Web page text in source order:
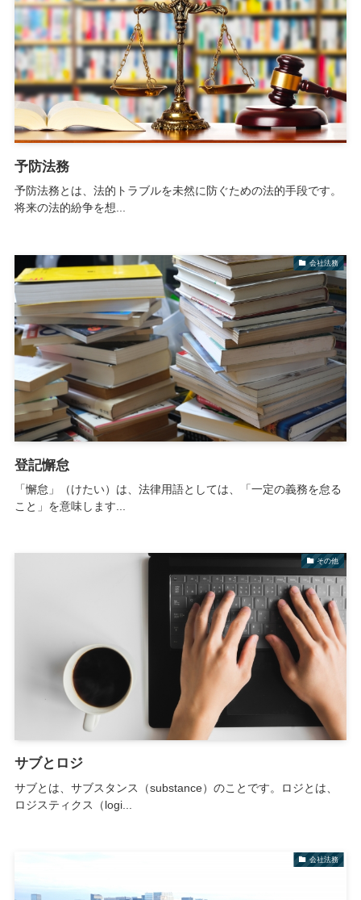
予防法務
予防法務とは、法的トラブルを未然に防ぐための法的手段です。
将来の法的紛争を想...
会社法務
登記懈怠
「懈怠」（けたい）は、法律用語としては、「一定の義務を怠る
こと」を意味します...
その他
サブとロジ
サブとは、サブスタンス（substance）のことです。ロジとは、
ロジスティクス（logi...
会社法務